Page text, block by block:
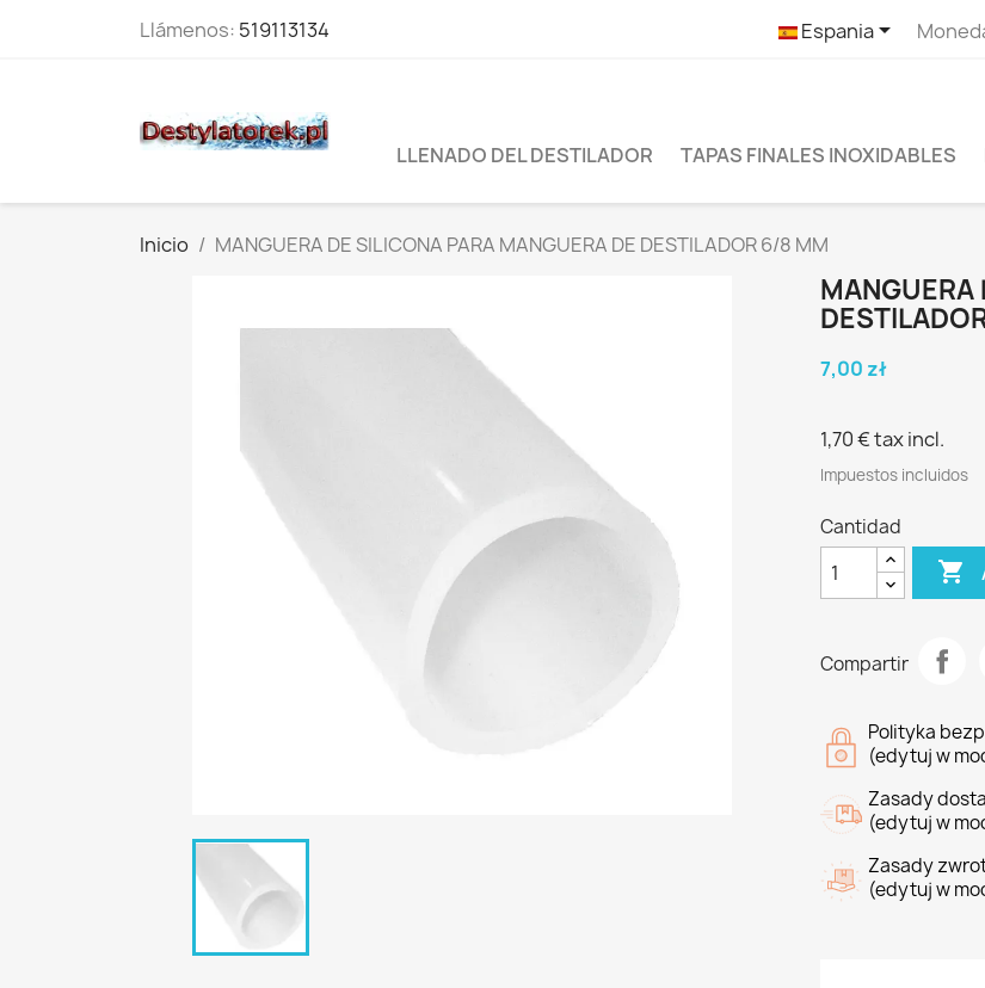
Llámenos: 519113134 Espania
LLENADO DEL DESTILADOR TAPAS FINALES INOXIDABLES
Inicio MANGUERA DE SILICONA PARA MANGUERA DE DESTILADOR 6/8 MM
MANGUERA
7,00 zł
1,70 €tax incl.
Impuestos incluidos
Cantidad

Compartir
Polityka
(edytuj w
Zasady
(edytuj w
Zasady
(edytuj w